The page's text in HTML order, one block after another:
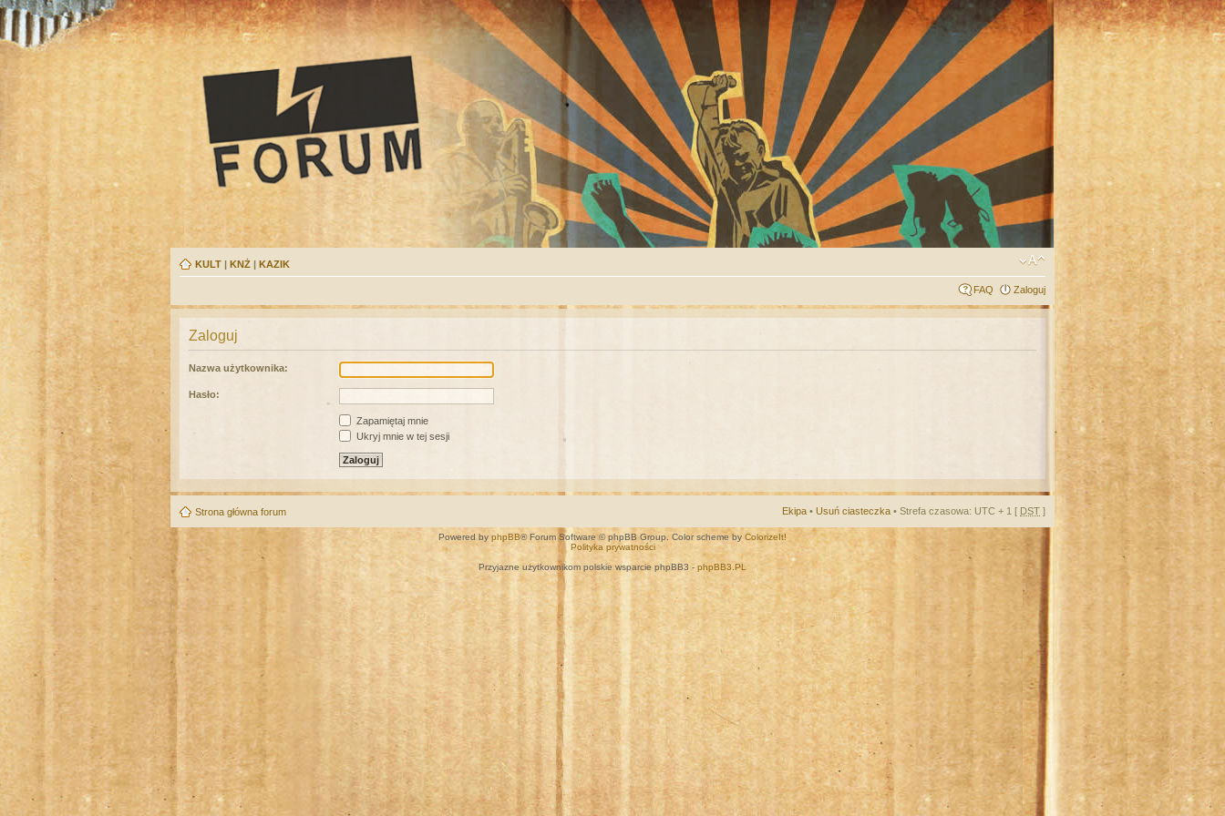
KULT | KNŻ | KAZIK
FAQ Zaloguj
Zaloguj
Nazwa użytkownika:
Hasło:
Zapamiętaj mnie
Ukryj mnie w tej sesji
Strona główna forum Ekipa • Usuń ciasteczka • Strefa czasowa: UTC + 1 [ DST ]
Powered by phpBB® Forum Software © phpBB Group. Color scheme by ColorizeIt!
Polityka prywatności
Przyjazne użytkownikom polskie wsparcie phpBB3 - phpBB3.PL